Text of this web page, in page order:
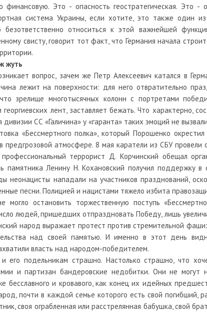
финансовую. Это - опасность геостратегическая. Это -
система Украины, если хотите, это также один
безответственно относиться к этой важнейшей
свисту, говорит тот факт, что Германия начала
жуть
вопрос, зачем же Петр Алексеевич катался в
лежит на поверхности: для него отвратительно
что зрелище многотысячных колонн с портретами
георгиевских лент, заставляет бежать. Что характерно,
дивизии СС «Галичина» у «гаранта» таких эмоций не
«Бессмертного полка», который Порошенко
предгрозовой атмосфере. 8 мая каратели из СБУ
террорист Д. Корчинский обещал
памятника Ленину Н. Кохановский получил поддержку в
неонацисты нападали на участников празднований,
песни. Полицией и нацистами тяжело избита
могло остановить торжественную поступь
людей, пришедших отпраздновать Победу, лишь
народ выражает протест против стремительной
над своей памятью. И именно в этот день
власть над народом-победителем.
его подельникам страшно. Настолько страшно, что
и партизан бандеровские недобитки. Они не могут
бесславного и кровавого, как конец их идейных
почти в каждой семье которого есть свой погибший,
своя ограбленная или расстрелянная бабушка, свой